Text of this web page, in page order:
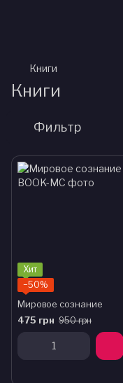
Книги
Книги
Фильтр
Хит
−50%
Мировое сознание
475 грн 950 грн